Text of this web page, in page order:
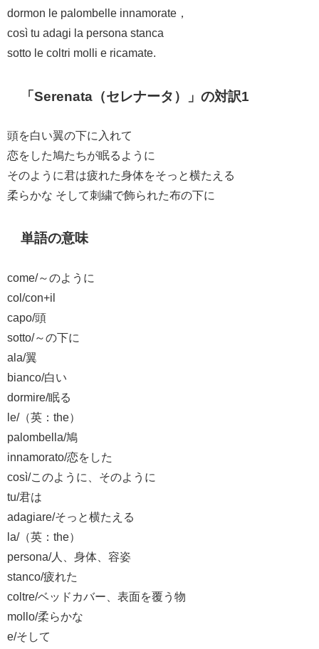
dormon le palombelle innamorate，
così tu adagi la persona stanca
sotto le coltri molli e ricamate.
「Serenata（セレナータ）」の対訳1
頭を白い翼の下に入れて
恋をした鳩たちが眠るように
そのように君は疲れた身体をそっと横たえる
柔らかな そして刺繍で飾られた布の下に
単語の意味
come/～のように
col/con+il
capo/頭
sotto/～の下に
ala/翼
bianco/白い
dormire/眠る
le/（英：the）
palombella/鳩
innamorato/恋をした
così/このように、そのように
tu/君は
adagiare/そっと横たえる
la/（英：the）
persona/人、身体、容姿
stanco/疲れた
coltre/ベッドカバー、表面を覆う物
mollo/柔らかな
e/そして